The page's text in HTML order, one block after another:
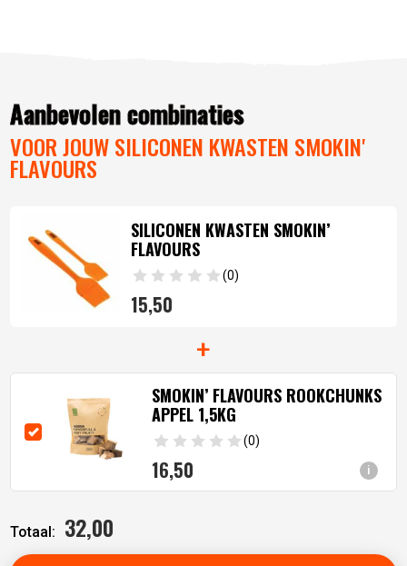
Aanbevolen combinaties
VOOR JOUW SILICONEN KWASTEN SMOKIN'
FLAVOURS
SILICONEN KWASTEN SMOKIN’
FLAVOURS
(0)
15,50
+
i
SMOKIN’ FLAVOURS ROOKCHUNKS
APPEL 1,5KG
(0)
16,50
Totaal: 32,00